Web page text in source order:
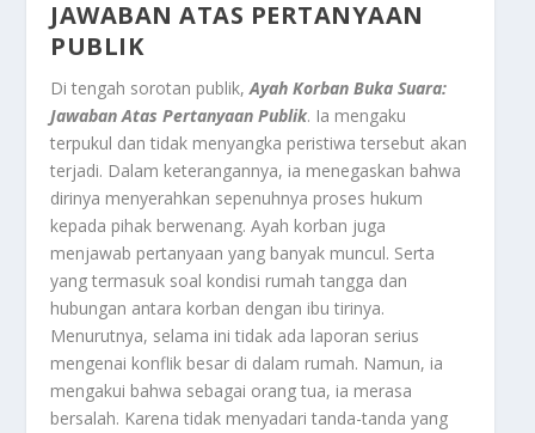
JAWABAN ATAS PERTANYAAN
PUBLIK
Di tengah sorotan publik,Ayah Korban Buka Suara:
Jawaban Atas Pertanyaan Publik. Ia mengaku
terpukul dan tidak menyangka peristiwa tersebut akan
terjadi. Dalam keterangannya, ia menegaskan bahwa
dirinya menyerahkan sepenuhnya proses hukum
kepada pihak berwenang. Ayah korban juga
menjawab pertanyaan yang banyak muncul. Serta
yang termasuk soal kondisi rumah tangga dan
hubungan antara korban dengan ibu tirinya.
Menurutnya, selama ini tidak ada laporan serius
mengenai konflik besar di dalam rumah. Namun, ia
mengakui bahwa sebagai orang tua, ia merasa
bersalah. Karena tidak menyadari tanda-tanda yang